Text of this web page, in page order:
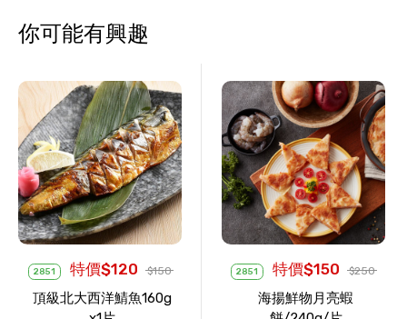
你可能有興趣
2851 特價$120 $150
頂級北大西洋鯖魚160g
2851 特價$150 $250
海揚鮮物月亮蝦